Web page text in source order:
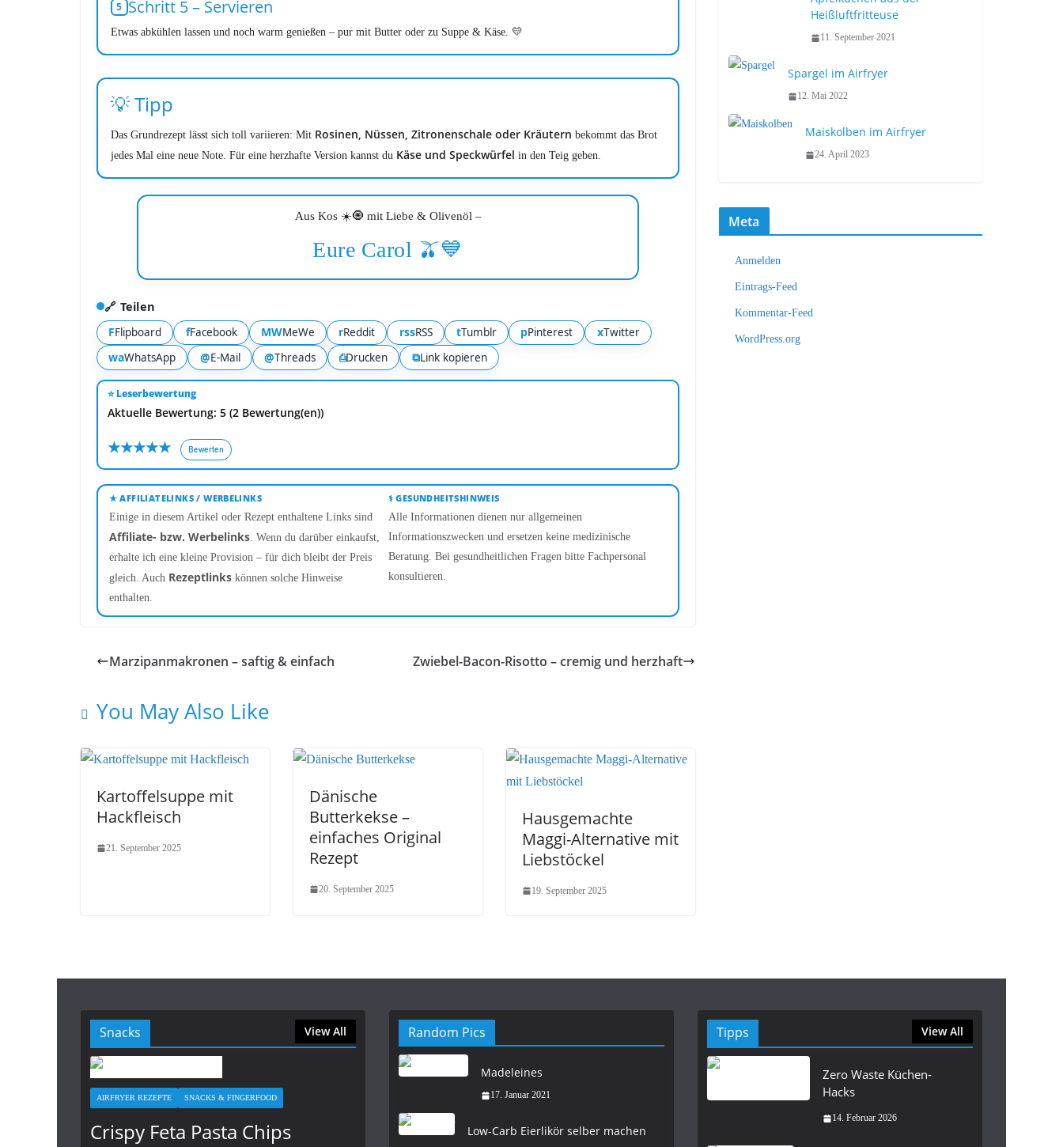
Schritt 5 – Servieren
Etwas abkühlen lassen und noch warm genießen – pur mit Butter oder zu Suppe & Käse. 💛
💡 Tipp
Das Grundrezept lässt sich toll variieren: Mit Rosinen, Nüssen, Zitronenschale oder Kräutern bekommt das Brot
jedes Mal eine neue Note. Für eine herzhafte Version kannst du Käse und Speckwürfel in den Teig geben.
Aus Kos ☀️🧿 mit Liebe & Olivenöl –
Eure Carol 🫒💙
🔗 Teilen
FFlipboard fFacebook MWMeWe rReddit rssRSS tTumblr pPinterest xTwitter
waWhatsApp @E-Mail @Threads ⎙Drucken ⧉Link kopieren
⭐ Leserbewertung
Aktuelle Bewertung: 5 (2 Bewertung(en))
★★★★★ Bewerten
★ AFFILIATELINKS / WERBELINKS
Einige in diesem Artikel oder Rezept enthaltene Links sind
Affiliate- bzw. Werbelinks. Wenn du darüber einkaufst,
erhalte ich eine kleine Provision – für dich bleibt der Preis
gleich. Auch Rezeptlinkskönnen solche Hinweise
enthalten.
⚕️ GESUNDHEITSHINWEIS
Alle Informationen dienen nur allgemeinen
Informationszwecken und ersetzen keine medizinische
Beratung. Bei gesundheitlichen Fragen bitte Fachpersonal
konsultieren.
Marzipanmakronen – saftig & einfach Zwiebel-Bacon-Risotto – cremig und herzhaft
You May Also Like
Kartoffelsuppe mit
Hackfleisch
21. September 2025
Dänische
Butterkekse –
einfaches Original
Rezept
20. September 2025
Hausgemachte
Maggi-Alternative mit
Liebstöckel
19. September 2025
Heißluftfritteuse
11. September 2021
Spargel im Airfryer
12. Mai 2022
Maiskolben im Airfryer
24. April 2023
Meta
Anmelden
Eintrags-Feed
Kommentar-Feed
WordPress.org
Snacks View All
AIRFRYER REZEPTE SNACKS & FINGERFOOD
Crispy Feta Pasta Chips
Random Pics
Madeleines
17. Januar 2021
Low-Carb Eierlikör selber machen
Tipps View All
Zero Waste Küchen-
Hacks
14. Februar 2026